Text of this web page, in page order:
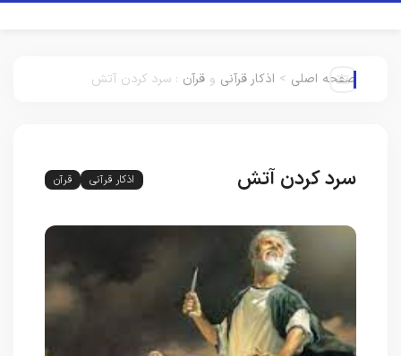
صفحه اصلی > اذکار قرآنی و قرآن : سرد کردن آتش
سرد کردن آتش اذکار قرآنی قرآن